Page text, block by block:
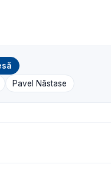
Pavel Năstase